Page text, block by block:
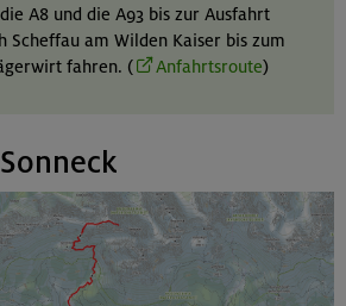
A8 und die A93 bis zur Ausfahrt
Scheffau am Wilden Kaiser bis zum
fahren. (
Anfahrtsroute)